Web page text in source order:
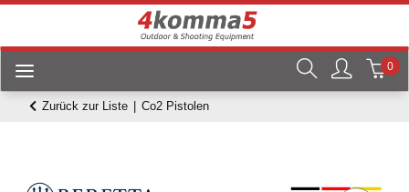
0
Zurück zur Liste Co2 Pistolen